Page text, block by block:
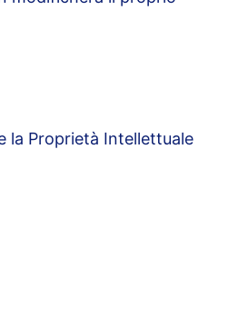
la Proprietà Intellettuale